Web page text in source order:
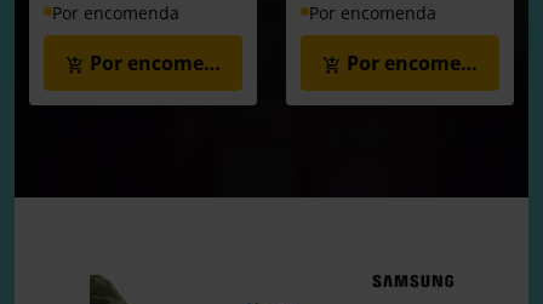
Por encomenda
Por encomenda
Por encomenda
Por encomenda